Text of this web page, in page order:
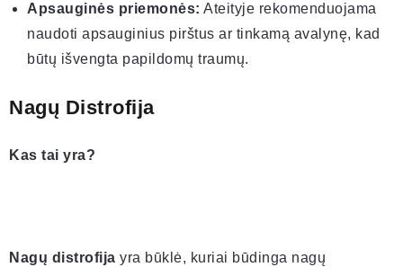
Apsauginės priemonės: Ateityje rekomenduojama
naudoti apsauginius pirštus ar tinkamą avalynę, kad
būtų išvengta papildomų traumų.
Nagų Distrofija
Kas tai yra?
Nagų distrofija yra būklė, kuriai būdinga nagų